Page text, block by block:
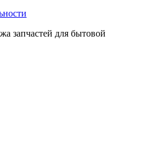
запчастей для бытовой